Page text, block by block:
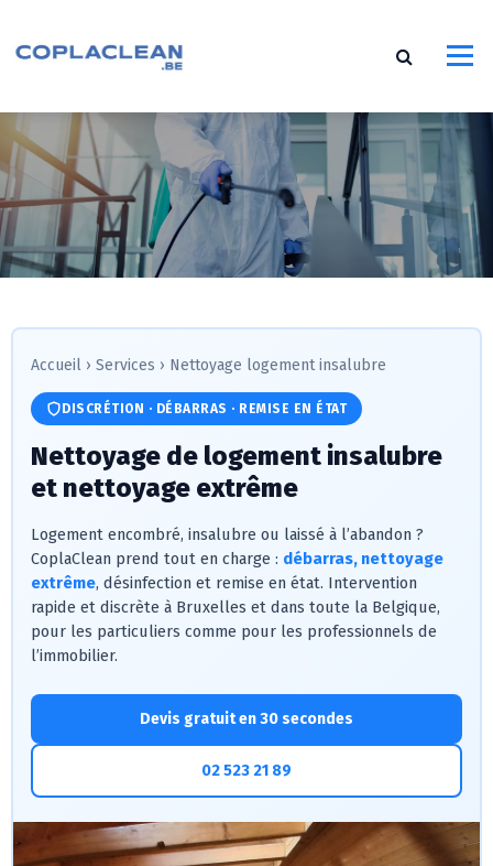
c
o
n
t
Accueil › Services › Nettoyage logement insalubre
DISCRÉTION · DÉBARRAS · REMISE EN ÉTAT
Nettoyage de logement insalubre
et nettoyage extrême
Logement encombré, insalubre ou laissé à l’abandon ?
CoplaClean prend tout en charge : débarras, nettoyage
extrême, désinfection et remise en état. Intervention
rapide et discrète à Bruxelles et dans toute la Belgique,
pour les particuliers comme pour les professionnels de
l’immobilier.
Devis gratuit en 30 secondes
02 523 21 89